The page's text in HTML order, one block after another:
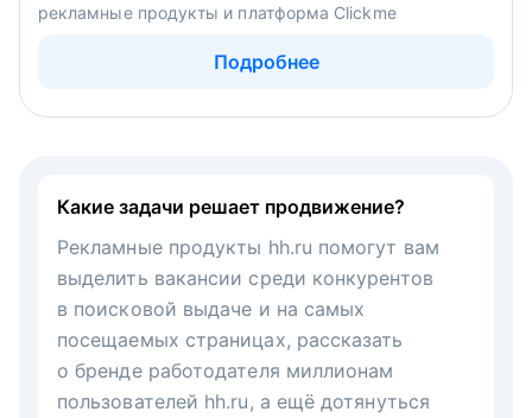
рекламные продукты и платформа Clickme
Подробнее
Какие задачи решает продвижение?
Рекламные продукты hh.ru помогут вам
выделить вакансии среди конкурентов
в поисковой выдаче и на самых
посещаемых страницах, рассказать
о бренде работодателя миллионам
пользователей hh.ru, а ещё дотянуться